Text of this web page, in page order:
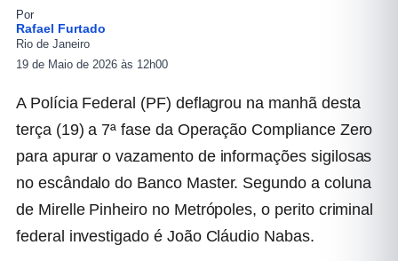
Por
Rafael Furtado
Rio de Janeiro
19 de Maio de 2026 às 12h00
A Polícia Federal (PF) deflagrou na manhã desta
terça (19) a 7ª fase da Operação Compliance Zero
para apurar o vazamento de informações sigilosas
no escândalo do Banco Master. Segundo a coluna
de Mirelle Pinheiro no Metrópoles, o perito criminal
federal investigado é João Cláudio Nabas.